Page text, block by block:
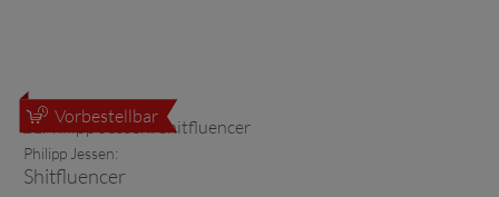
Vorbestellbar
Philipp Jessen:
Shitfluencer